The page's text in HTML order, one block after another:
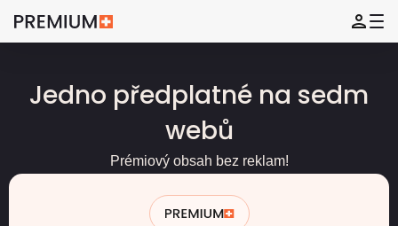
Jedno předplatné na sedm
webů
Prémiový obsah bez reklam!